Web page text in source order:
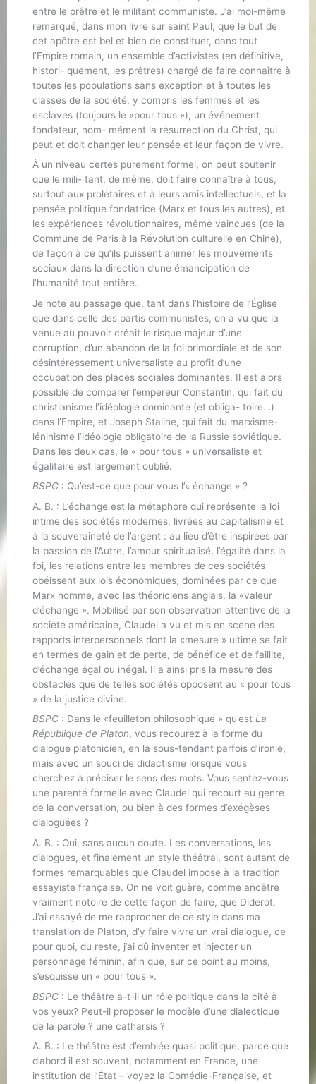
entre le prêtre et le militant communiste. J’ai moi-même
remarqué, dans mon livre sur saint Paul, que le but de
cet apôtre est bel et bien de constituer, dans tout
l’Empire romain, un ensemble d’activistes (en définitive,
histori- quement, les prêtres) chargé de faire connaître à
toutes les populations sans exception et à toutes les
classes de la société, y compris les femmes et les
esclaves (toujours le «pour tous »), un événement
fondateur, nom- mément la résurrection du Christ, qui
peut et doit changer leur pensée et leur façon de vivre.
À un niveau certes purement formel, on peut soutenir
que le mili- tant, de même, doit faire connaître à tous,
surtout aux prolétaires et à leurs amis intellectuels, et la
pensée politique fondatrice (Marx et tous les autres), et
les expériences révolutionnaires, même vaincues (de la
Commune de Paris à la Révolution culturelle en Chine),
de façon à ce qu’ils puissent animer les mouvements
sociaux dans la direction d’une émancipation de
l’humanité tout entière.
Je note au passage que, tant dans l’histoire de l’Église
que dans celle des partis communistes, on a vu que la
venue au pouvoir créait le risque majeur d’une
corruption, d’un abandon de la foi primordiale et de son
désintéressement universaliste au profit d’une
occupation des places sociales dominantes. Il est alors
possible de comparer l’empereur Constantin, qui fait du
christianisme l’idéologie dominante (et obliga- toire…)
dans l’Empire, et Joseph Staline, qui fait du marxisme-
léninisme l’idéologie obligatoire de la Russie soviétique.
Dans les deux cas, le « pour tous » universaliste et
égalitaire est largement oublié.
BSPC : Qu’est-ce que pour vous l’« échange » ?
A. B. : L’échange est la métaphore qui représente la loi
intime des sociétés modernes, livrées au capitalisme et
à la souveraineté de l’argent : au lieu d’être inspirées par
la passion de l’Autre, l’amour spiritualisé, l’égalité dans la
foi, les relations entre les membres de ces sociétés
obéissent aux lois économiques, dominées par ce que
Marx nomme, avec les théoriciens anglais, la «valeur
d’échange ». Mobilisé par son observation attentive de la
société américaine, Claudel a vu et mis en scène des
rapports interpersonnels dont la «mesure » ultime se fait
en termes de gain et de perte, de bénéfice et de faillite,
d’échange égal ou inégal. Il a ainsi pris la mesure des
obstacles que de telles sociétés opposent au « pour tous
» de la justice divine.
BSPC : Dans le «feuilleton philosophique » qu’est La
République de Platon, vous recourez à la forme du
dialogue platonicien, en la sous-tendant parfois d’ironie,
mais avec un souci de didactisme lorsque vous
cherchez à préciser le sens des mots. Vous sentez-vous
une parenté formelle avec Claudel qui recourt au genre
de la conversation, ou bien à des formes d’exégèses
dialoguées ?
A. B. : Oui, sans aucun doute. Les conversations, les
dialogues, et finalement un style théâtral, sont autant de
formes remarquables que Claudel impose à la tradition
essayiste française. On ne voit guère, comme ancêtre
vraiment notoire de cette façon de faire, que Diderot.
J’ai essayé de me rapprocher de ce style dans ma
translation de Platon, d’y faire vivre un vrai dialogue, ce
pour quoi, du reste, j’ai dû inventer et injecter un
personnage féminin, afin que, sur ce point au moins,
s’esquisse un « pour tous ».
BSPC : Le théâtre a-t-il un rôle politique dans la cité à
vos yeux? Peut-il proposer le modèle d’une dialectique
de la parole ? une catharsis ?
A. B. : Le théâtre est d’emblée quasi politique, parce que
d’abord il est souvent, notamment en France, une
institution de l’État – voyez la Comédie-Française, et